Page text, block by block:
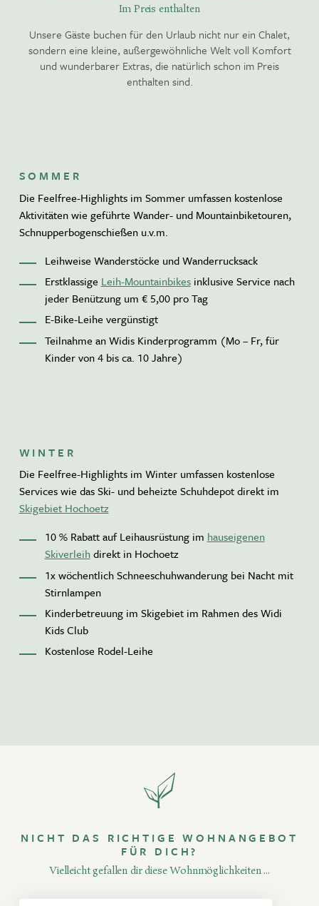
Im Preis enthalten
Unsere Gäste buchen für den Urlaub nicht nur ein Chalet,
sondern eine kleine, außergewöhnliche Welt voll Komfort
und wunderbarer Extras, die natürlich schon im Preis
enthalten sind.
SOMMER
Die Feelfree-Highlights im Sommer umfassen kostenlose
Aktivitäten wie geführte Wander- und Mountainbiketouren,
Schnupperbogenschießen u.v.m.
Leihweise Wanderstöcke und Wanderrucksack
Erstklassige Leih-Mountainbikesinklusive Service nach
jeder Benützung um € 5,00 pro Tag
E-Bike-Leihe vergünstigt
Teilnahme an Widis Kinderprogramm (Mo – Fr, für
Kinder von 4 bis ca. 10 Jahre)
WINTER
Die Feelfree-Highlights im Winter umfassen kostenlose
Services wie das Ski- und beheizte Schuhdepot direkt im
Skigebiet Hochoetz
10 % Rabatt auf Leihausrüstung im hauseigenen
Skiverleihdirekt in Hochoetz
1x wöchentlich Schneeschuhwanderung bei Nacht mit
Stirnlampen
Kinderbetreuung im Skigebiet im Rahmen des Widi
Kids Club
Kostenlose Rodel-Leihe
NICHT DAS RICHTIGE WOHNANGEBOT
FÜR DICH?
Vielleicht gefallen dir diese Wohnmöglichkeiten ...